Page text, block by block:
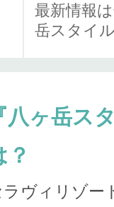
最新情報
岳スタイ
八ヶ岳ス
？
ラヴィリゾー